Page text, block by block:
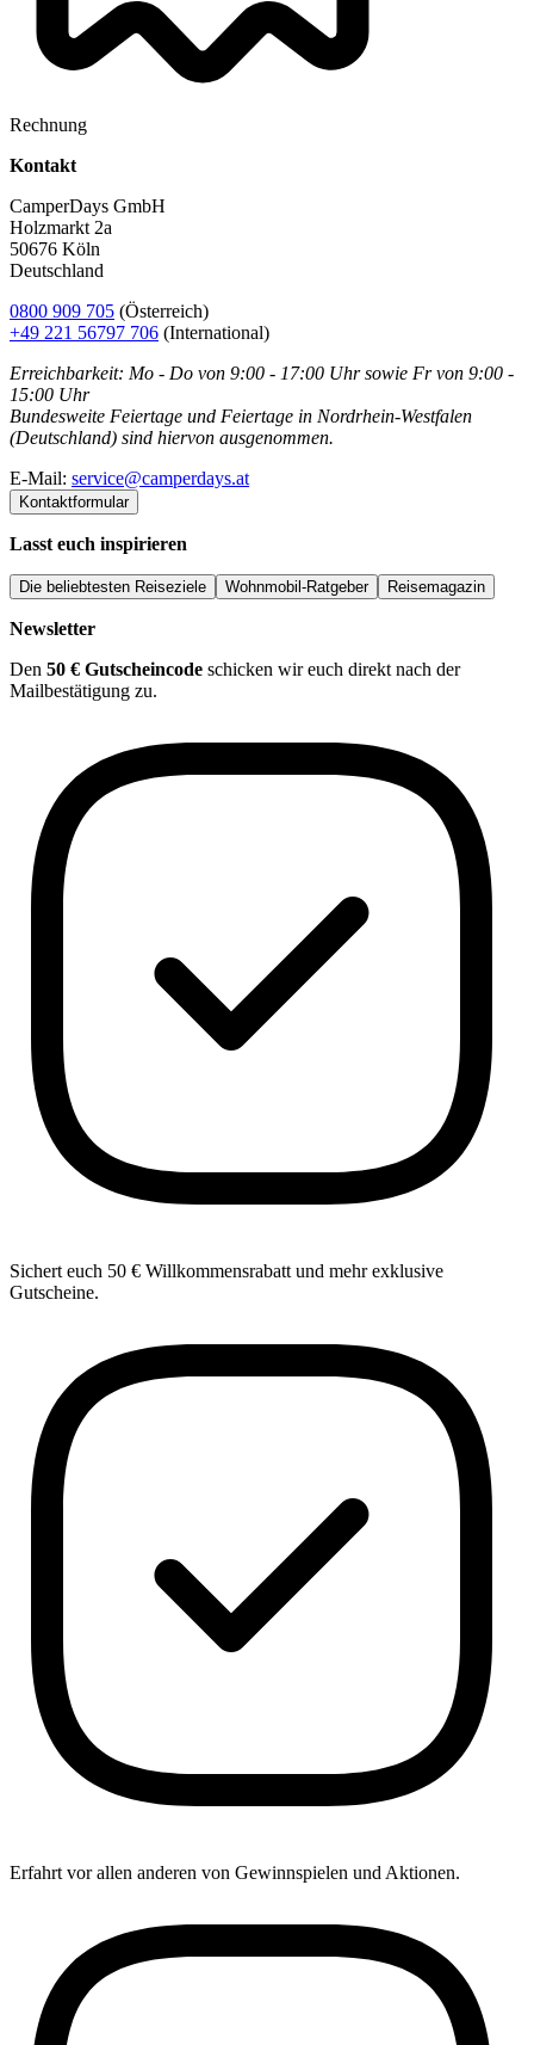
Rechnung
Kontakt
CamperDays GmbH
Holzmarkt 2a
50676 Köln
Deutschland
0800 909 705 (Österreich)
+49 221 56797 706 (International)
Erreichbarkeit: Mo - Do von 9:00 - 17:00 Uhr sowie Fr von 9:00 -
15:00 Uhr
Bundesweite Feiertage und Feiertage in Nordrhein-Westfalen
(Deutschland) sind hiervon ausgenommen.
E-Mail: service@camperdays.at
Kontaktformular
Lasst euch inspirieren
Die beliebtesten Reiseziele Wohnmobil-Ratgeber Reisemagazin
Newsletter
Den 50 € Gutscheincode schicken wir euch direkt nach der
Mailbestätigung zu.
Sichert euch 50 € Willkommensrabatt und mehr exklusive
Gutscheine.
Erfahrt vor allen anderen von Gewinnspielen und Aktionen.